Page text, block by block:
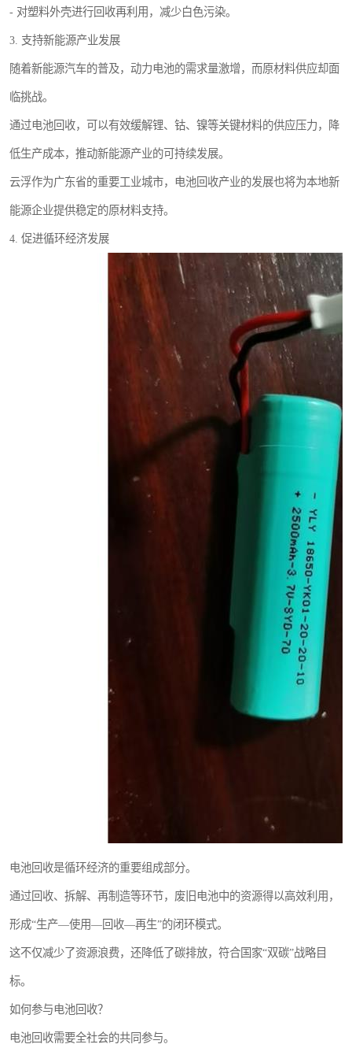
- 对塑料外壳进行回收再利用，减少白色污染。
3. 支持新能源产业发展
随着新能源汽车的普及，动力电池的需求量激增，而原材料供应却面
临挑战。
通过电池回收，可以有效缓解锂、钴、镍等关键材料的供应压力，降
低生产成本，推动新能源产业的可持续发展。
云浮作为广东省的重要工业城市，电池回收产业的发展也将为本地新
能源企业提供稳定的原材料支持。
4. 促进循环经济发展
电池回收是循环经济的重要组成部分。
通过回收、拆解、再制造等环节，废旧电池中的资源得以高效利用，
形成“生产—使用—回收—再生”的闭环模式。
这不仅减少了资源浪费，还降低了碳排放，符合国家“双碳”战略目
标。
如何参与电池回收？
电池回收需要全社会的共同参与。